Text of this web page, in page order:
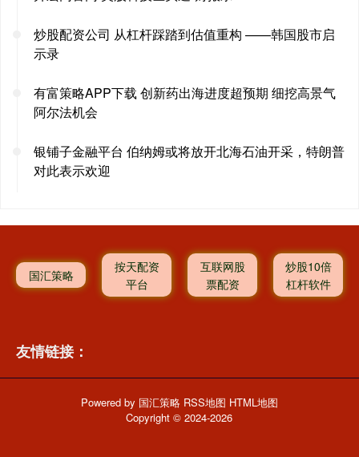
炒股配资公司 从杠杆踩踏到估值重构 ——韩国股市启
示录
有富策略APP下载 创新药出海进度超预期 细挖高景气
阿尔法机会
银铺子金融平台 伯纳姆或将放开北海石油开采，特朗普
对此表示欢迎
国汇策略
按天配资
平台
互联网股
票配资
炒股10倍
杠杆软件
友情链接：
Powered by 国汇策略 RSS地图 HTML地图
Copyright© 2024-2026